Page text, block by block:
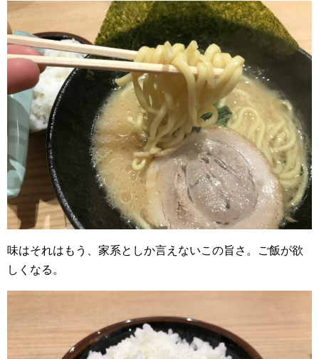
味はそれはもう、家系としか言えないこの旨さ。ご飯が欲
しくなる。